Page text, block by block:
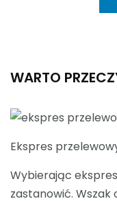
WARTO
Ekspres
Wybierając
zastanowić. Wszak